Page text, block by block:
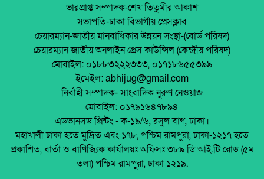
অনুষ্ঠিত হয়ে গেলো ইসলামি ফাউন্ডেশন কর্তৃক
আয়োজিত উপজেলা পর্যায় জাতীয় শিশু-কিশোর
ইসলামি সাংস্কৃতিক প্রতিযোগিতা
পলাশবাড়ী এসএম পাইলট সরকারি উচ্চ বিদ্যালয়ের
মার্কেট ভেঙে ব্যক্তিগত মার্কেটের রাস্তা তৈরি –
জনমনে ক্ষোভ
টঙ্গীতে তুলার গুদামে আগুন, নিয়ন্ত্রণে ৭ ইউনিট
জেলা আইন-শৃৃঙ্খলা কমিটির মাসিক সভা অনুষ্ঠিত।
পলাশবাড়ীতে এমইপি গ্রুপের মতবিনিময় সভা
অনুষ্ঠিত।
জুলাই সনদ বাস্তবায়ন নিয়ে প্রশ্ন: রংপুরে ১১ দলের
বিক্ষোভ
মালয়েশিয়ায় ইমিগ্রেশনের অভিযানে বাংলাদেশিসহ
২৪ অবৈধ অভিবাসী আটক
থাইল্যান্ডে রিসোর্ট থেকে ২১ বাংলাদেশি উদ্ধার
ভারপ্রাপ্ত সম্পাদক-শেখ তিতুমীর আকাশ
সভাপতি-ঢাকা বিভাগীয় প্রেসক্লাব
চেয়ারম্যান-জাতীয় মানবাধিকার উন্নয়ন সংস্থা-(বোর্ড পরিষদ)
চেয়ারম্যান জাতীয় অনলাইন প্রেস কাউন্সিল (কেন্দ্রীয় পরিষদ)
মোবাইল: ০১৮৮৩২২২৩৩৩, ০১৭১৮৬৫৫৩৯৯
ইমেইল: abhijug@gmail.com
নির্বাহী সম্পাদক- সাংবাদিক নুরুণ নেওয়াজ
মোবাইল: ০১৭৯১৬৪৭৮৯৪
এডভানসড প্রিন্টং - ক-১৯/৬, রসুল বাগ, ঢাকা।
মহাখালী ঢাকা হতে মুদ্রিত এবং ১৭৮, পশ্চিম রামপুরা, ঢাকা-১২১৭ হতে
প্রকাশিত, বার্তা ও বাণিজ্যিক কার্যালয়ঃ অফিসঃ ৩৮৯ ডি আই.টি রোড (৫ম
তলা) পশ্চিম রামপুরা, ঢাকা ১২১৯.